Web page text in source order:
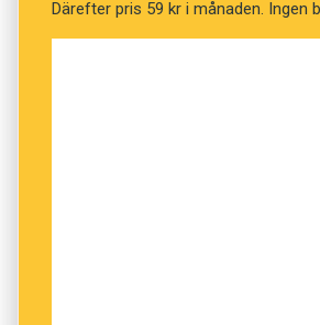
Därefter pris 59 kr i månaden. Ingen